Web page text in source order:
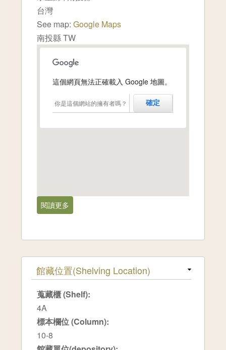
台灣
See map:Google Maps
南投縣 TW
這個網頁無法正確載入 Google 地圖。
你是這個網站的擁有者嗎？ 確定
閱讀更多
隱藏
館藏位置(Shelving Location)
蒐藏櫃 (Shelf):
4A
標本欄位 (Column):
10-8